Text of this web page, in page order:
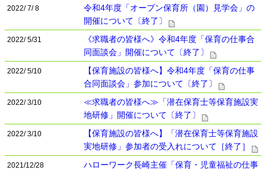
2022/ 7/ 8
令和4年度「オープン保育所（園）見学会」の
開催について〔終了〕
2022/ 5/31
《求職者の皆様へ》令和4年度「保育の仕事合
同面談会」開催について〔終了〕
2022/ 5/10
【保育施設の皆様へ】令和4年度「保育の仕事
合同面談会」参加について〔終了〕
2022/ 3/10
≪求職者の皆様へ≫「潜在保育士等保育施設実
地研修」開催について〔終了〕
2022/ 3/10
【保育施設の皆様へ】「潜在保育士等保育施設
実地研修」参加者の受入れについて［終了］
2021/12/28
ハローワーク長崎主催「保育・児童福祉の仕事